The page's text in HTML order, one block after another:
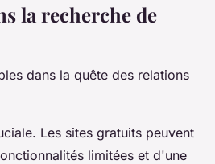
la recherche de
dans la quête des relations
Les sites gratuits peuvent
limitées et d'une